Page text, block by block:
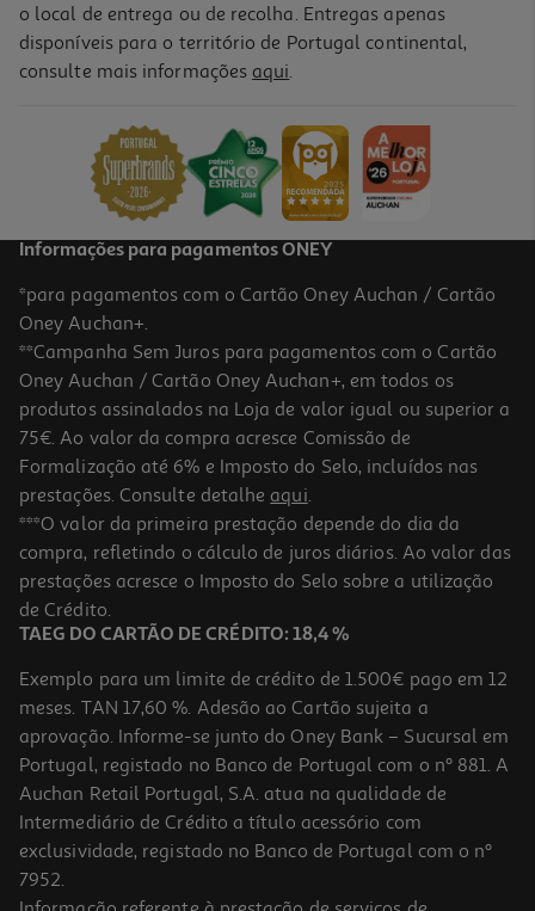
Máscara Dercos Kerasolutions 200 Ml
Price reduced from
18,15 €
-25%
Máscara Soflow Elevada Poros- Quebradiço 400ml
15.92 €/Lt
Price reduced from
8,49 €to
6,37 €
Promoção
o local de entrega ou de recolha. Entregas apenas
disponíveis para o território de Portugal continental,
consulte mais informações aqui.
Informações para pagamentos ONEY
*para pagamentos com o Cartão Oney Auchan / Cartão
Oney Auchan+.
**Campanha Sem Juros para pagamentos com o Cartão
Oney Auchan / Cartão Oney Auchan+, em todos os
produtos assinalados na Loja de valor igual ou superior a
75€. Ao valor da compra acresce Comissão de
Formalização até 6% e Imposto do Selo, incluídos nas
prestações. Consulte detalhe aqui.
***O valor da primeira prestação depende do dia da
compra, refletindo o cálculo de juros diários. Ao valor das
prestações acresce o Imposto do Selo sobre a utilização
de Crédito.
TAEG DO CARTÃO DE CRÉDITO: 18,4 %
Exemplo para um limite de crédito de 1.500€ pago em 12
meses. TAN 17,60 %. Adesão ao Cartão sujeita a
aprovação. Informe-se junto do Oney Bank – Sucursal em
Portugal, registado no Banco de Portugal com o nº 881. A
Auchan Retail Portugal, S.A. atua na qualidade de
Intermediário de Crédito a título acessório com
exclusividade, registado no Banco de Portugal com o nº
7952.